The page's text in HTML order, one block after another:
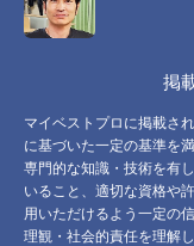
掲
マイベストプロに掲載さ
に基づいた一定の基準を
専門的な知識・技術を有
いること、適切な資格や
用いただけるよう一定の
理観・社会的責任を理解